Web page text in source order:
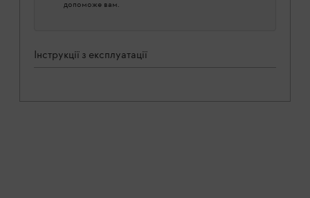
допоможе вам.
Інструкції з експлуатації